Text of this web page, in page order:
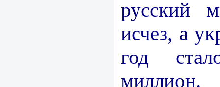
русский
исчез, а
год